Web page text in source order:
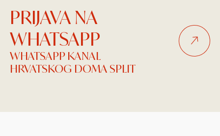
PRIJAVA NA
WHATSAPP
WHATSAPP KANAL
HRVATSKOG DOMA SPLIT